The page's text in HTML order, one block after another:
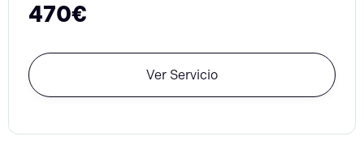
470€
Ver Servicio